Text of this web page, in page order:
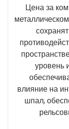
Цена за
уровень
влияние на
шпал,